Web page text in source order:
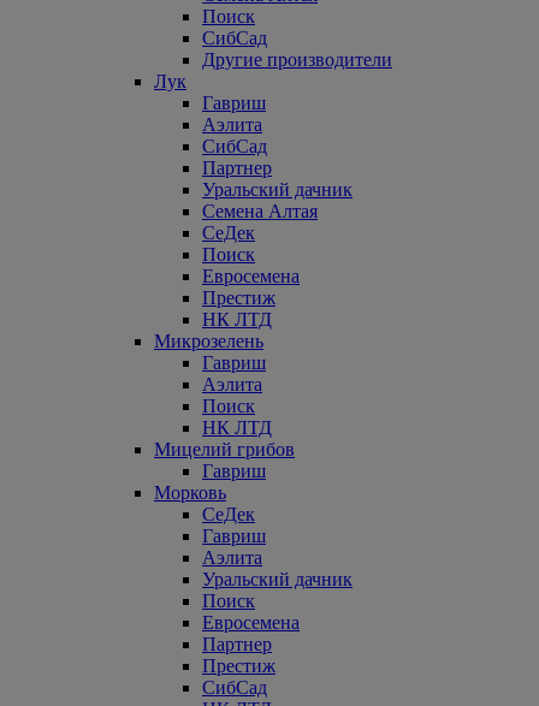
Поиск
СибСад
Другие производители
Лук
Гавриш
Аэлита
СибСад
Партнер
Уральский дачник
Семена Алтая
СеДек
Поиск
Евросемена
Престиж
НК ЛТД
Микрозелень
Гавриш
Аэлита
Поиск
НК ЛТД
Мицелий грибов
Гавриш
Морковь
СеДек
Гавриш
Аэлита
Уральский дачник
Поиск
Евросемена
Партнер
Престиж
СибСад